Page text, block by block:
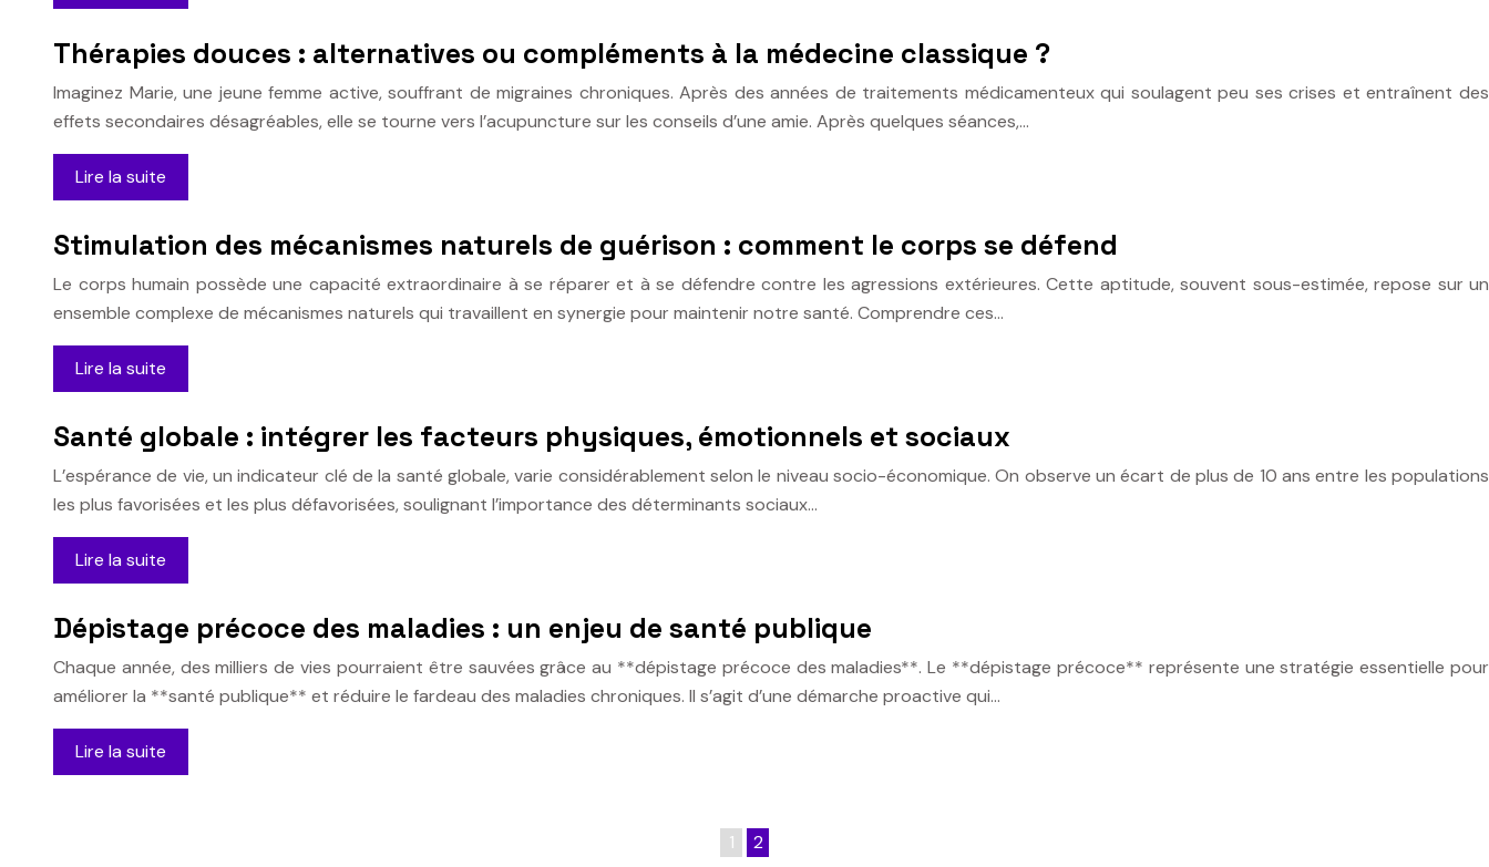
Thérapies douces : alternatives ou compléments à la médecine classique ?
Imaginez Marie, une jeune femme active, souffrant de migraines chroniques. Après des années de traitements médicamenteux qui soulagent peu ses crises et entraînent des
effets secondaires désagréables, elle se tourne vers l’acupuncture sur les conseils d’une amie. Après quelques séances,…
Lire la suite
Stimulation des mécanismes naturels de guérison : comment le corps se défend
Le corps humain possède une capacité extraordinaire à se réparer et à se défendre contre les agressions extérieures. Cette aptitude, souvent sous-estimée, repose sur un
ensemble complexe de mécanismes naturels qui travaillent en synergie pour maintenir notre santé. Comprendre ces…
Lire la suite
Santé globale : intégrer les facteurs physiques, émotionnels et sociaux
L’espérance de vie, un indicateur clé de la santé globale, varie considérablement selon le niveau socio-économique. On observe un écart de plus de 10 ans entre les populations
les plus favorisées et les plus défavorisées, soulignant l’importance des déterminants sociaux…
Lire la suite
Dépistage précoce des maladies : un enjeu de santé publique
Chaque année, des milliers de vies pourraient être sauvées grâce au **dépistage précoce des maladies**. Le **dépistage précoce** représente une stratégie essentielle pour
améliorer la **santé publique** et réduire le fardeau des maladies chroniques. Il s’agit d’une démarche proactive qui…
Lire la suite
1 2